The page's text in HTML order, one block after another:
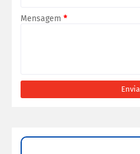
Mensagem *